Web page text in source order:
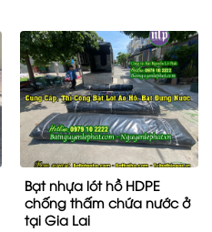
Bạt nhựa lót hồ HDPE
chống thấm chứa nước ở
tại Gia Lai